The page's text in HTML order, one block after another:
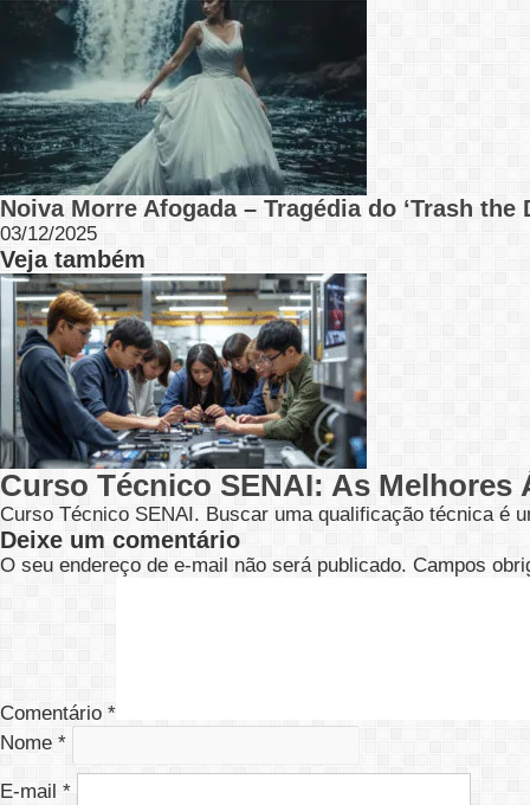
Noiva Morre Afogada – Tragédia do ‘Trash
03/12/2025
Veja também
Curso Técnico SENAI: As Melhores
Curso Técnico SENAI. Buscar uma qualificação técnica é
Deixe um comentário
O seu endereço de e-mail não será publicado. Campos
Comentário *
Nome *
E-mail *